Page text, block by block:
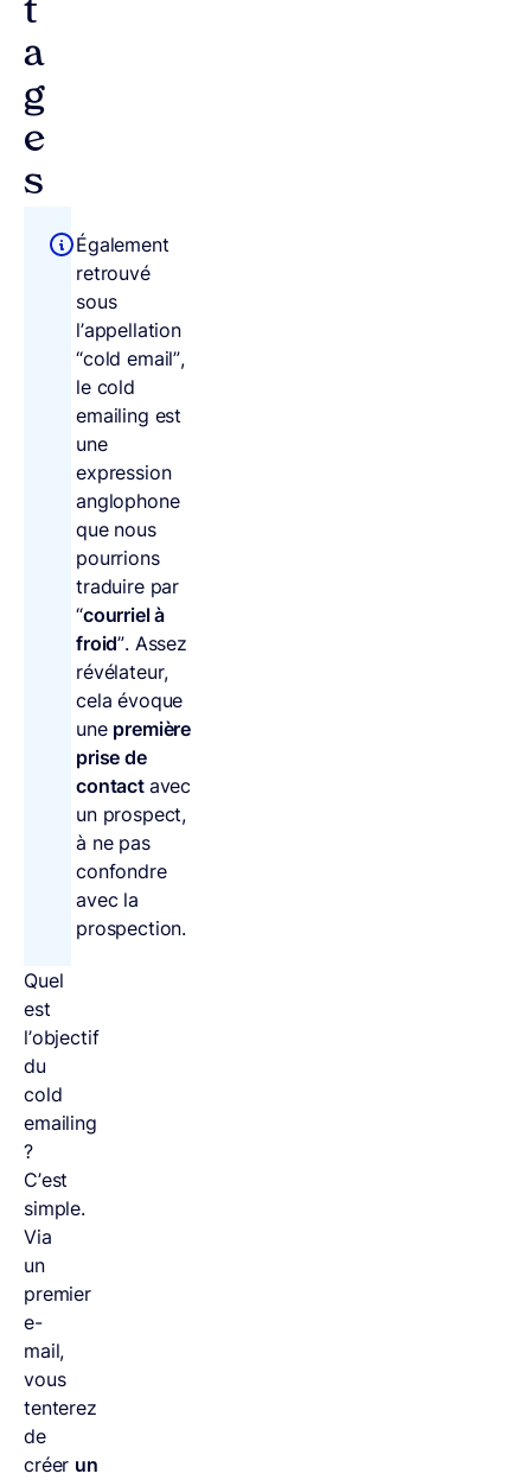
t
a
g
e
s
Également
retrouvé
sous
l’appellation
“cold email”,
le cold
emailing est
une
expression
anglophone
que nous
pourrions
traduire par
“courriel à
froid”. Assez
révélateur,
cela évoque
une première
prise de
contact avec
un prospect,
à ne pas
confondre
avec la
prospection.
Quel
est
l’objectif
du
cold
emailing
?
C’est
simple.
Via
un
premier
e-
mail,
vous
tenterez
de
créer un